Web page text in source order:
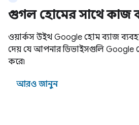
গুগল হোমের সাথে কাজ
ওয়ার্কস উইথ Google হোম ব্যাজ
দেয় যে আপনার ডিভাইসগুলি Google
করে৷
আরও জানুন